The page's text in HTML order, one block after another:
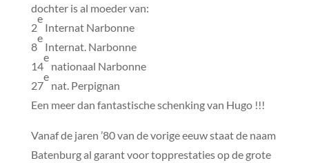
dochter is al moeder van:
2
e
Internat Narbonne
8
e
Internat. Narbonne
14
e
nationaal Narbonne
27
e
nat. Perpignan
Een meer dan fantastische schenking van Hugo !!!
Vanaf de jaren ’80 van de vorige eeuw staat de naam
Batenburg al garant voor topprestaties op de grote